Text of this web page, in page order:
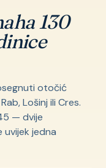
130
otočić
Lošinj ili Cres.
— dvije
jedna